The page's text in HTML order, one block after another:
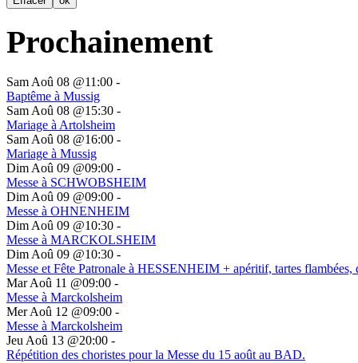
Prochainement
Sam Aoû 08 @11:00 -
Baptême à Mussig
Sam Aoû 08 @15:30 -
Mariage à Artolsheim
Sam Aoû 08 @16:00 -
Mariage à Mussig
Dim Aoû 09 @09:00 -
Messe à SCHWOBSHEIM
Dim Aoû 09 @09:00 -
Messe à OHNENHEIM
Dim Aoû 09 @10:30 -
Messe à MARCKOLSHEIM
Dim Aoû 09 @10:30 -
Messe et Fête Patronale à HESSENHEIM + apéritif, tartes flambées,
Mar Aoû 11 @09:00 -
Messe à Marckolsheim
Mer Aoû 12 @09:00 -
Messe à Marckolsheim
Jeu Aoû 13 @20:00 -
Répétition des choristes pour la Messe du 15 août au BAD.